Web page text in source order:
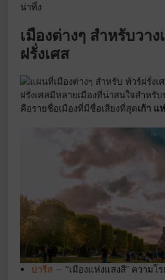
น่าทึ่ง
เมืองต่างๆ สำหรับวา
ฝรั่งเศส
ฝรั่งเศสมีหลายเมืองที่น่าสนใจสำหรั
คือรายชื่อเมืองที่มีชื่อเสียงที่สุดเก้า แ
ปารีส — “เมืองแห่งแสงสี” ความ